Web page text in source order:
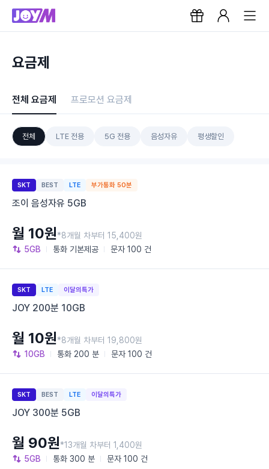
요금제
전체 요금제 프로모션 요금제
전체 LTE 전용 5G 전용 음성자유 평생할인
SKT BEST LTE 부가통화 50분
조이 음성자유 5GB
5GB 통화 기본제공 문자 100 건
월 10원*8개월 차부터 15,400원
SKT LTE 이달의특가
JOY 200분 10GB
10GB 통화 200 분 문자 100 건
월 10원*8개월 차부터 19,800원
SKT BEST LTE 이달의특가
JOY 300분 5GB
5GB 통화 300 분 문자 100 건
월 90원*13개월 차부터 1,400원